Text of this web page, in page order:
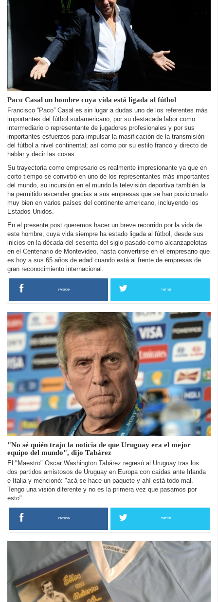
Paco Casal un hombre cuya vida está ligada al fútbol
Francisco “Paco” Casal es sin lugar a dudas uno de los referentes más
importantes del fútbol sudamericano, por su destacada labor como
intermediario o representante de jugadores profesionales y por sus
importantes esfuerzos para impulsar la masificación de la transmisión
del fútbol a nivel continental; así como por su estilo franco y directo de
hablar y decir las cosas.
Su trayectoria como empresario es realmente impresionante ya que en
corto tiempo se convirtió en uno de los representantes más importantes
del mundo, su incursión en el mundo la televisión deportiva también la
ha permitido ascender gracias a sus empresas que se han posicionado
muy bien en varios países del continente americano, incluyendo los
Estados Unidos.
En el presente post queremos hacer un breve recorrido por la vida de
este hombre, cuya vida siempre ha estado ligada al fútbol, desde sus
inicios en la década del sesenta del siglo pasado como alcanzapelotas
en el Centenario de Montevideo, hasta convertirse en el empresario que
es hoy a sus 65 años de edad cuando está al frente de empresas de
gran reconocimiento internacional.
FACEBOOK TWITTER
"No sé quién trajo la noticia de que Uruguay era el mejor
equipo del mundo", dijo Tabárez
El "Maestro" Oscar Washington Tabárez regresó al Uruguay tras los
dos partidos amistosos de Uruguay en Europa con caídas ante Irlanda
e Italia y mencionó: "acá se hace un paquete y ahí está todo mal.
Tengo una visión diferente y no es la primera vez que pasamos por
esto".
FACEBOOK TWITTER